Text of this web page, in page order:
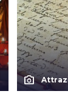
photo_camera